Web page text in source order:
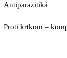
Antiparazitiká
Proti krtkom –